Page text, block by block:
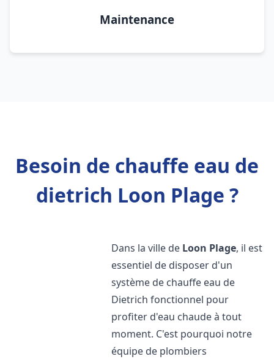
Maintenance
Besoin de chauffe eau de
dietrich Loon Plage ?
Dans la ville de Loon Plage, il est
essentiel de disposer d'un
système de chauffe eau de
Dietrich fonctionnel pour
profiter d'eau chaude à tout
moment. C'est pourquoi notre
équipe de plombiers